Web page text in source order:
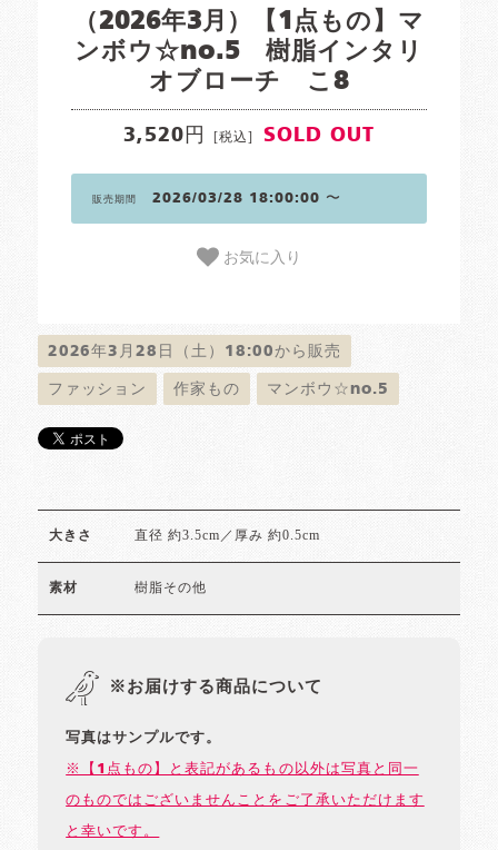
（2026年3月）【1点もの】マ
ンボウ☆no.5 樹脂インタリ
オブローチ こ8
3,520円 [税込] SOLD OUT
販売期間 2026/03/28 18:00:00 〜
お気に入り
2026年3月28日（土）18:00から販売
ファッション 作家もの マンボウ☆no.5
大きさ 直径 約3.5cm／厚み 約0.5cm
素材 樹脂その他
※お届けする商品について
写真はサンプルです。
※【1点もの】と表記があるもの以外は写真と同一
のものではございませんことをご了承いただけます
と幸いです。